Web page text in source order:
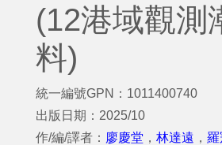
(12港域觀測
料)
統一編號GPN：1011400740
出版日期：2025/10
作/編/譯者： 廖慶堂 ， 林達遠 ， 羅